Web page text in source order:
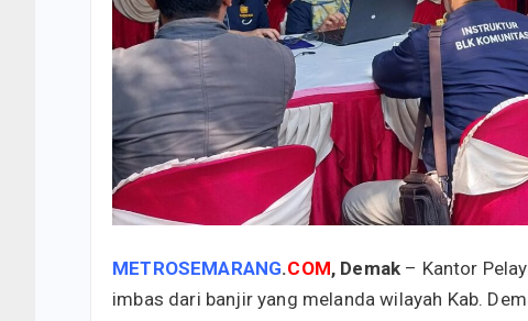
METROSEMARANG.COM, Demak – Kantor
imbas dari banjir yang melanda wilayah Kab.